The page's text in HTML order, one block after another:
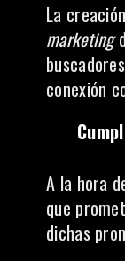
La
marketing
conexión
A la hora
que
dichas